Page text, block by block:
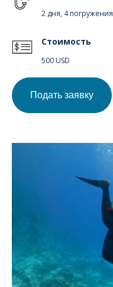
2 дня, 4 погружения
Стоимость
500 USD
Подать заявку